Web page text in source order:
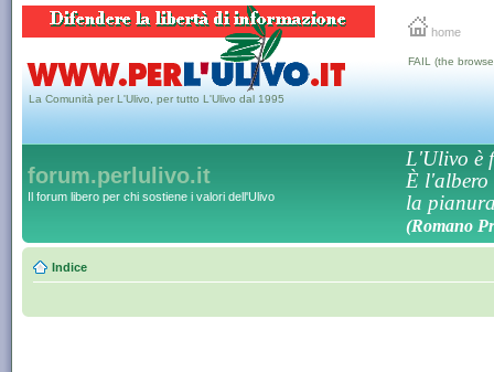
home
La Comunità per L'Ulivo, per tutto L'Ulivo dal 1995
FAIL (the
forum.perlulivo.it
Il forum libero per chi sostiene i valori dell'Ulivo
L'Ulivo è
È l'albero
la
(Romano
Indice